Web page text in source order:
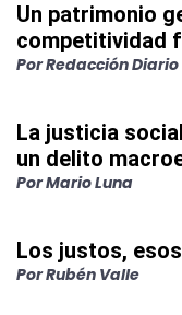
Un patrimonio
competitividad
PorRedacción
La justicia
un delito
PorMario Luna
Los justos,
PorRubén Valle